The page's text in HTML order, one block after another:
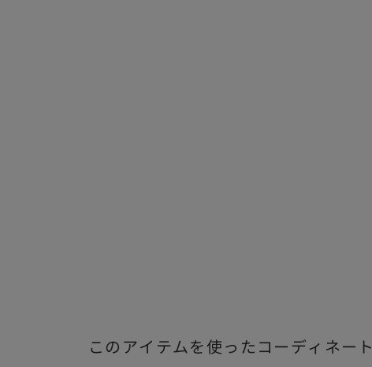
このアイテムを使ったコーディネート